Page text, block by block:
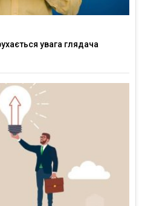
увага глядача